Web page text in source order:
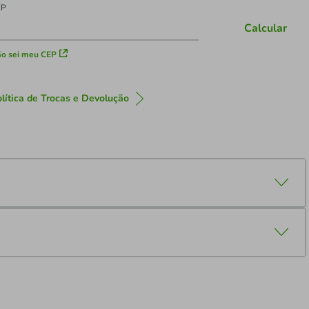
sei meu CEP
Calcular
de Trocas e Devolução